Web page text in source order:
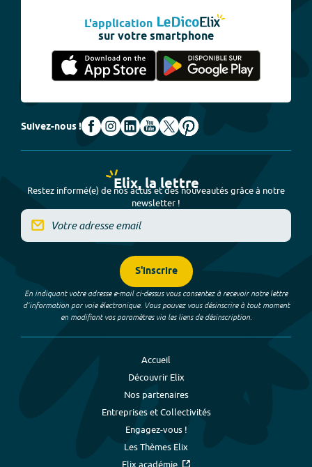
L'application
sur votre smartphone
Suivez-nous !
Elix, la lettre
Restez informé(e) de nos actus et des nouveautés grâce à notre
newsletter !
S'inscrire
En indiquant votre adresse e-mail ci-dessus vous consentez à recevoir notre lettre
d’information par voie électronique. Vous pouvez vous désinscrire à tout moment
en modifiant vos paramètres via les liens de désinscription.
Accueil
Découvrir Elix
Nos partenaires
Entreprises et Collectivités
Engagez-vous !
Les Thèmes Elix
Elix académie